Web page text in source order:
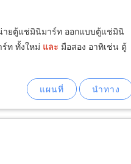
ายตู้แช่มินิมาร์ท ออกแบบตู้แช่มินิ
ท ทั้งใหม่ และ มือสอง อาทิเช่น ตู้